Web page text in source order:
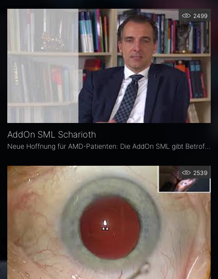
2499
AddOn SML Scharioth
2539